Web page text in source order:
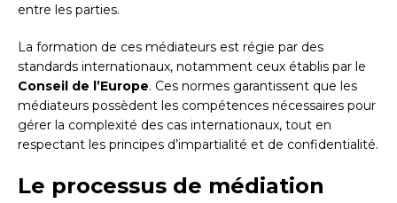
entre les parties.
La formation de ces médiateurs est régie par des
standards internationaux, notamment ceux établis par le
Conseil de l’Europe. Ces normes garantissent que les
médiateurs possèdent les compétences nécessaires pour
gérer la complexité des cas internationaux, tout en
respectant les principes d’impartialité et de confidentialité.
Le processus de médiation